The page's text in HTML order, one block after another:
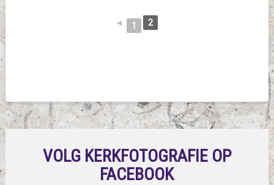
◄ 1 2
VOLG KERKFOTOGRAFIE OP
FACEBOOK